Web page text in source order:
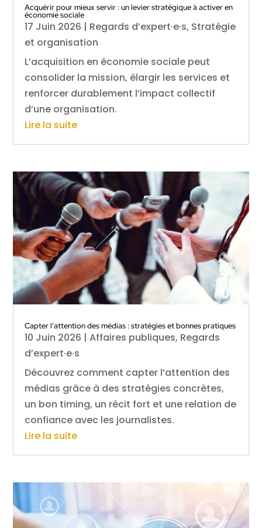
Acquérir pour mieux servir : un levier stratégique à activer en
économie sociale
17 Juin 2026 | Regards d’expert·e·s, Stratégie
et organisation
L’acquisition en économie sociale peut
consolider la mission, élargir les services et
renforcer durablement l’impact collectif
d’une organisation.
Lire la suite
Capter l’attention des médias : stratégies et bonnes pratiques
10 Juin 2026 |Affaires publiques, Regards
d’expert·e·s
Découvrez comment capter l’attention des
médias grâce à des stratégies concrètes,
un bon timing, un récit fort et une relation de
confiance avec les journalistes.
Lire la suite